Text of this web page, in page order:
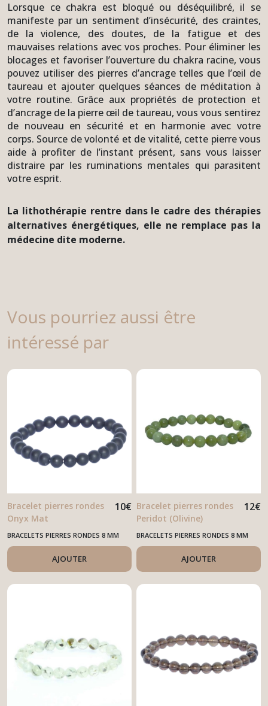
Lorsque ce chakra est bloqué ou déséquilibré, il se
manifeste par un sentiment d’insécurité, des craintes,
de la violence, des doutes, de la fatigue et des
mauvaises relations avec vos proches. Pour éliminer les
blocages et favoriser l’ouverture du chakra racine, vous
pouvez utiliser des pierres d’ancrage telles que l’œil de
taureau et ajouter quelques séances de méditation à
votre routine. Grâce aux propriétés de protection et
d’ancrage de la pierre œil de taureau, vous vous sentirez
de nouveau en sécurité et en harmonie avec votre
corps. Source de volonté et de vitalité, cette pierre vous
aide à profiter de l’instant présent, sans vous laisser
distraire par les ruminations mentales qui parasitent
votre esprit.
La lithothérapie rentre dans le cadre des thérapies
alternatives énergétiques, elle ne remplace pas la
médecine dite moderne.
Vous pourriez aussi être
intéressé par
Bracelet pierres rondes
Onyx Mat
10€
BRACELETS PIERRES RONDES 8 MM
AJOUTER
Bracelet pierres rondes
Peridot (Olivine)
12€
BRACELETS PIERRES RONDES 8 MM
AJOUTER